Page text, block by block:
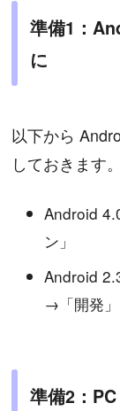
準備1：
に
以下から
しておきます。
Android
ン」
Android
→「開発」
準備2：